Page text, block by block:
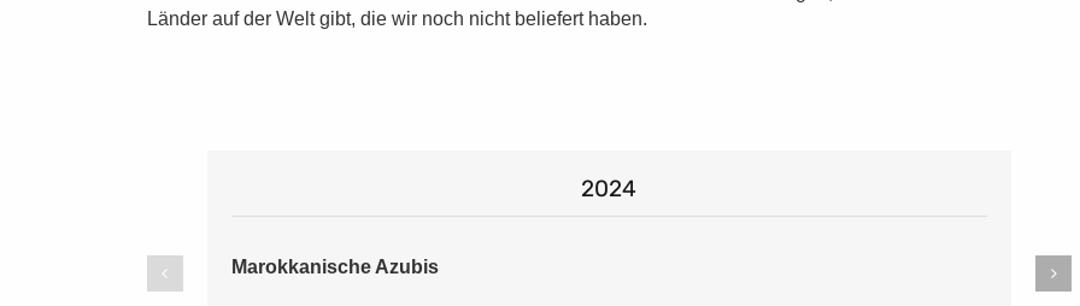
Länder auf der Welt gibt, die wir noch nicht beliefert haben.
2024
Marokkanische Azubis